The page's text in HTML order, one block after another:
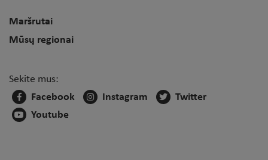
Maršrutai
Mūsų regionai
Sekite mus:
Facebook
Instagram
Twitter
Youtube